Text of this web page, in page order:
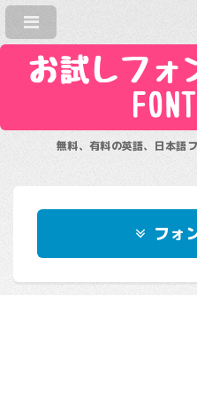
お試しフォ
無料、有料の英語、日本語
フォ